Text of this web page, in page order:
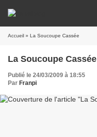
Accueil » La Soucoupe Cassée
La Soucoupe Cassée
Publié le 24/03/2009 à 18:55
Par Franpi